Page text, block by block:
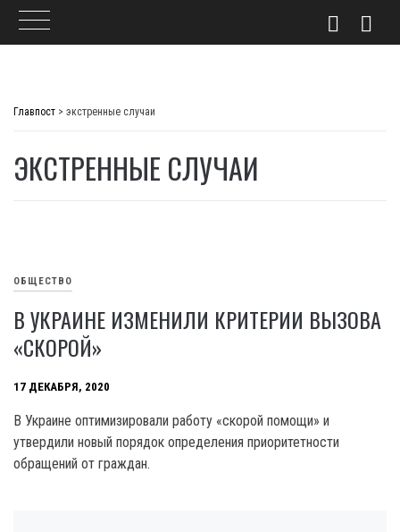
Главпост > экстренные случаи
ЭКСТРЕННЫЕ СЛУЧАИ
ОБЩЕСТВО
В УКРАИНЕ ИЗМЕНИЛИ КРИТЕРИИ ВЫЗОВА
«СКОРОЙ»
17 ДЕКАБРЯ, 2020
В Украине оптимизировали работу «скорой помощи» и
утвердили новый порядок определения приоритетности
обращений от граждан.